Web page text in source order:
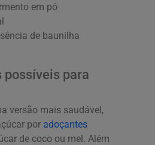
em pó
de baunilha
possíveis para
versão mais saudável,
por adoçantes
de coco ou mel. Além